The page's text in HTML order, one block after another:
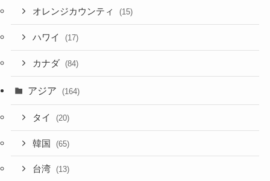
オレンジカウンティ (15)
ハワイ (17)
カナダ (84)
アジア (164)
タイ (20)
韓国 (65)
台湾 (13)